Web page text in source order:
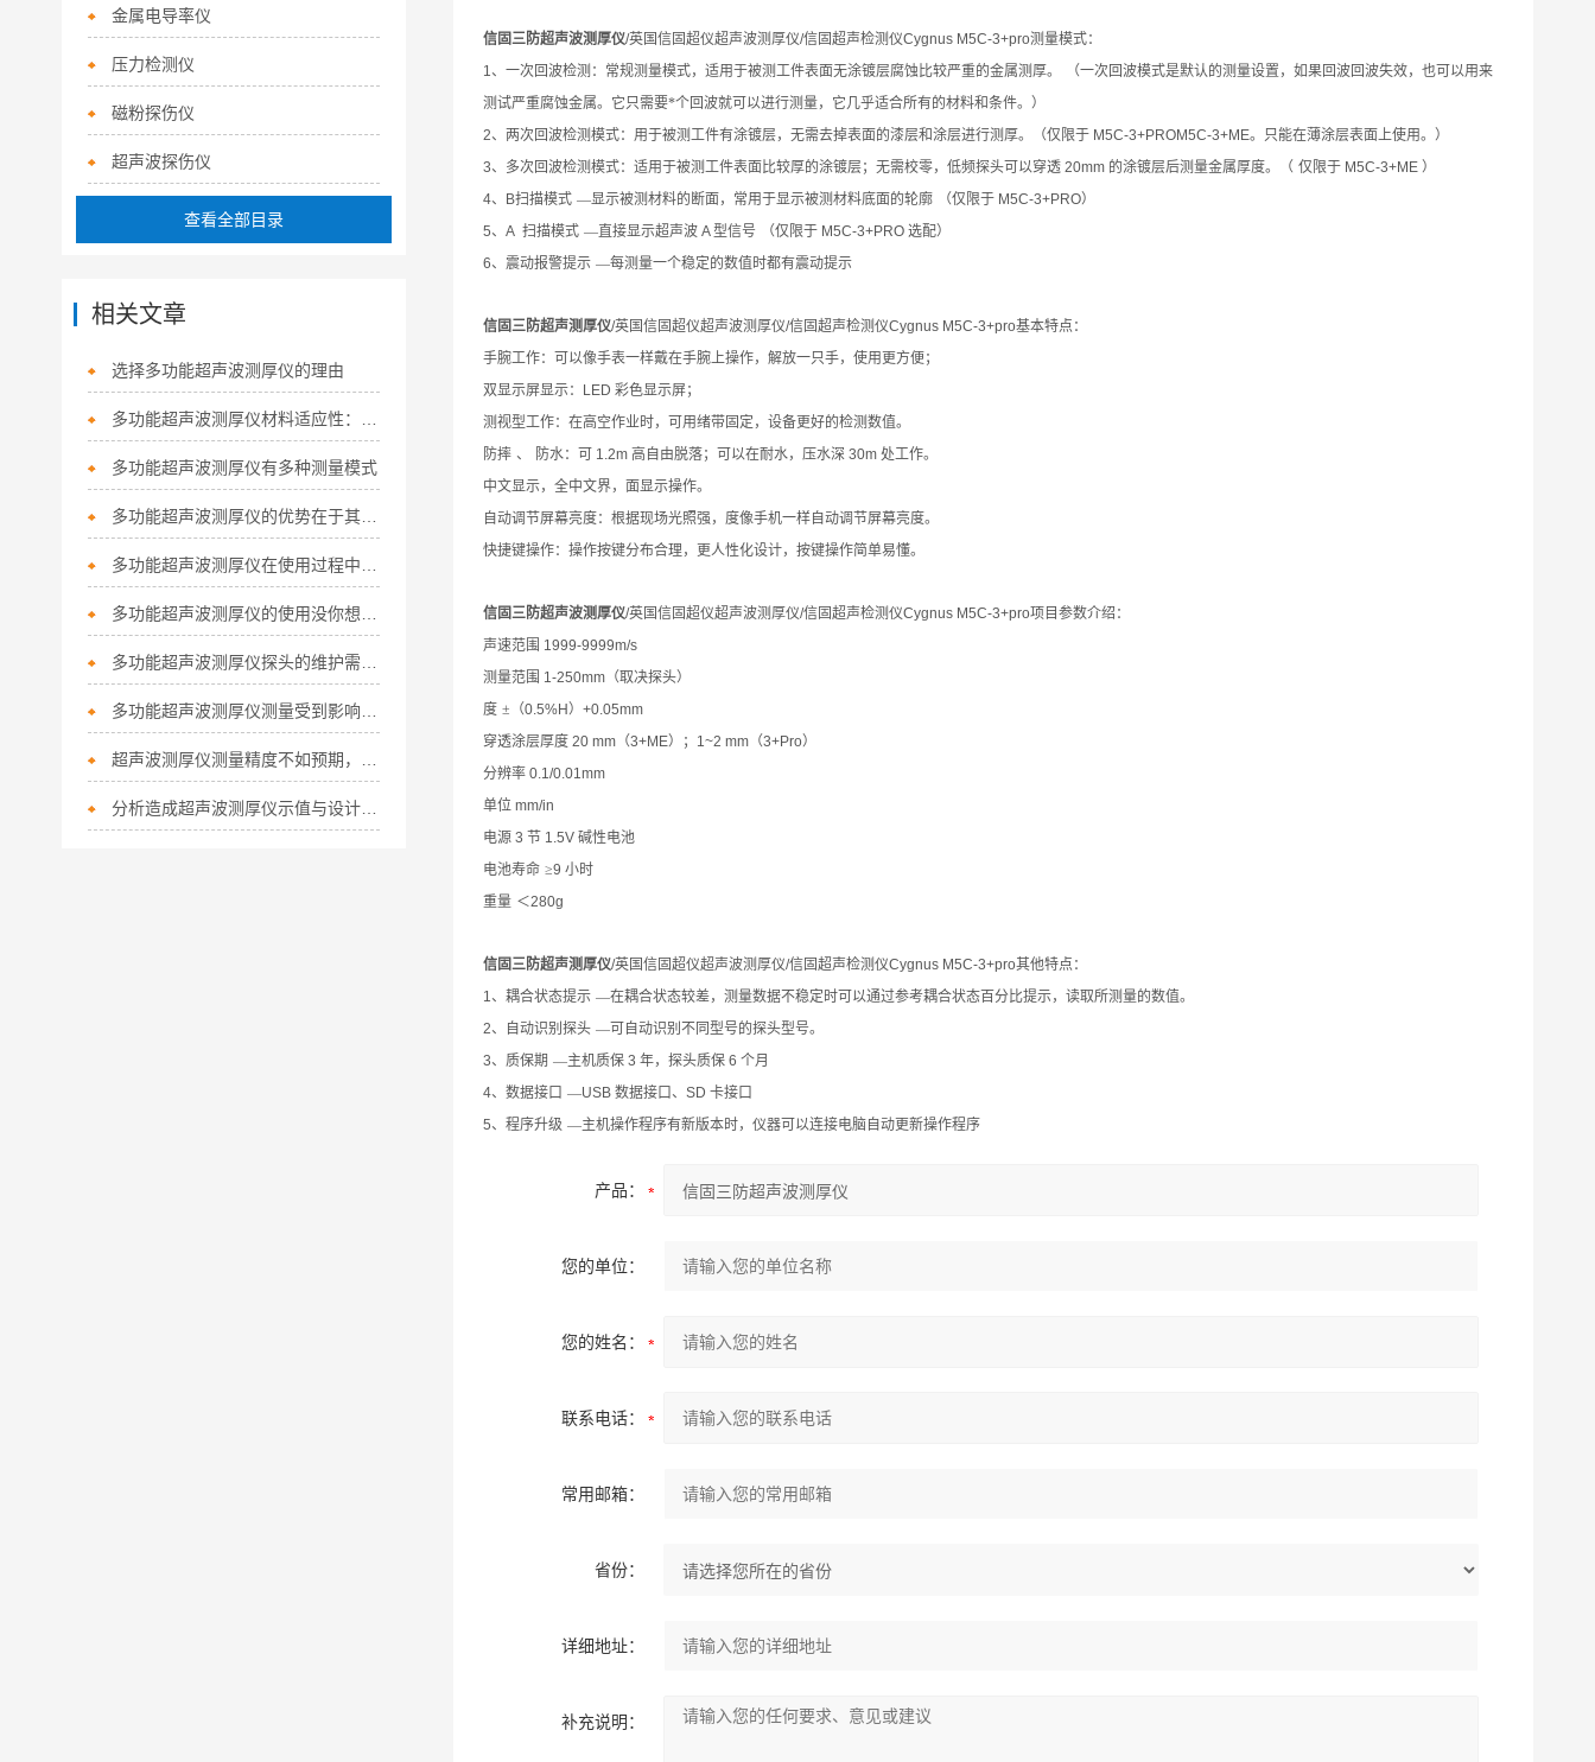
信固三防超声波测厚仪/英国信固超仪超声波测厚仪/信固超声检测仪Cygnus M5C-3+pro测量模式：
1、一次回波检测：常规测量模式，适用于被测工件表面无涂镀层腐蚀比较严重的金属测厚。
（一次回波模式是默认的测量设置，如果回波回波失效，也可以用来
测试严重腐蚀金属。它只需要*个回波就可以进行测量，它几乎适合所有的材料和条件。）
2、两次回波检测模式：用于被测工件有涂镀层，无需去掉表面的漆层和涂层进行测厚。（仅限于 M5C-3+PROM5C-3+ME。只能在薄涂层表面上使用。）
3、多次回波检测模式：适用于被测工件表面比较厚的涂镀层；无需校零，低频探头可以穿透 20mm 的涂镀层后测量金属厚度。（ 仅限于 M5C-3+ME ）
4、 B扫描模式 —显示被测材料的断面，常用于显示被测材料底面的轮廓 （仅限于 M5C-3+PRO）
5、 A 扫描模式 —直接显示超声波 A型信号 （仅限于 M5C-3+PRO 选配）
6、震动报警提示 —每测量一个稳定的数值时都有震动提示
信固三防超声测厚仪/英国信固超仪超声波测厚仪/信固超声检测仪Cygnus M5C-3+pro基本特点：
手腕工作：可以像手表一样戴在手腕上操作，解放一只手，使用更方便；
双显示屏显示：
LED 彩色显示屏；
测视型工作：在高空作业时，可用绪带固定，设备更好的检测数值。
防摔 、 防水：可 1.2m 高自由脱落；可以在耐水，压水深 30m 处工作。
中文显示，全中文界，面显示操作。
自动调节屏幕亮度：根据现场光照强，度像手机一样自动调节屏幕亮度。
快捷键操作：操作按键分布合理，更人性化设计，按键操作简单易懂。
信固三防超声波测厚仪/英国信固超仪超声波测厚仪/信固超声检测仪Cygnus M5C-3+pro项目参数介绍：
声速范围 1999-9999m/s
测量范围 1-250mm （取决探头）
度 ±（0.5%H ） +0.05mm
穿透涂层厚度 20 mm （3+ME）； 1~2 mm （3+Pro）
分辨率 0.1/0.01mm
单位 mm/in
电源 3 节 1.5V 碱性电池
电池寿命 ≥9 小时
重量 ＜280g
信固三防超声测厚仪/英国信固超仪超声波测厚仪/信固超声检测仪Cygnus M5C-3+pro其他特点：
1、耦合状态提示 —在耦合状态较差，测量数据不稳定时可以通过参考耦合状态百分比提示，读取所测量的数值。
2、自动识别探头 —可自动识别不同型号的探头型号。
3、质保期 —主机质保 3 年，探头质保 6 个月
4、数据接口 —USB 数据接口、 SD 卡接口
5、程序升级 —主机操作程序有新版本时，仪器可以连接电脑自动更新操作程序
产品：
您的单位：
您的姓名：
联系电话：
常用邮箱：
省份：
详细地址：
补充说明：
金属电导率仪
压力检测仪
磁粉探伤仪
超声波探伤仪
查看全部目录
相关文章
选择多功能超声波测厚仪的理由
多功能超声波测厚仪有多种测量模式
多功能超声波测厚仪的优势在于其多样性和适应性
分析造成超声波测厚仪示值与设计值不符的主要原因